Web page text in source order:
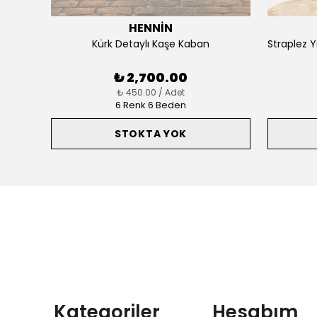
HENNİN
Kürk Detaylı Kaşe Kaban
₺ 2,700.00
₺ 450.00 / Adet
6 Renk 6 Beden
STOKTA YOK